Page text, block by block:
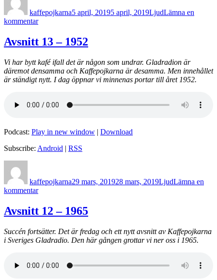
kaffepojkarna5 april, 20195 april, 2019LjudLämna en
kommentartill
14
–
Avsnitt 13 – 1952
Vi har bytt kafé ifall det är någon som undrar. Gladradion är
däremot densamma och Kaffepojkarna är desamma. Men innehållet
är ständigt nytt. I dag öppnar vi minnenas portar till året 1952.
Podcast: Play in new window | Download
Subscribe: Android | RSS
kaffepojkarna29 mars, 201928 mars, 2019LjudLämna en
kommentartill
13
–
Avsnitt 12 – 1965
Succén fortsätter. Det är fredag och ett nytt avsnitt av Kaffepojkarna
i Sveriges Gladradio. Den här gången grottar vi ner oss i 1965.